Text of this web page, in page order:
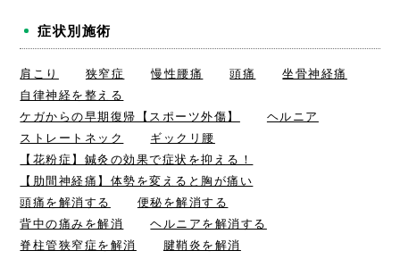
症状別施術
肩こり 狭窄症 慢性腰痛 頭痛
坐骨神経痛
自律神経を整える
ケガからの早期復帰【スポーツ外傷】
ヘルニア
ストレートネック
ギックリ腰
【花粉症】鍼灸の効果で症状を抑える！
【肋間神経痛】体勢を変えると胸が痛い
頭痛を解消する
便秘を解消する
背中の痛みを解消
ヘルニアを解消する
脊柱管狭窄症を解消
腱鞘炎を解消